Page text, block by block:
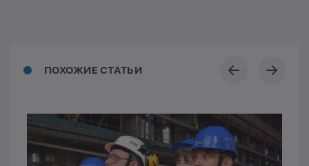
ПОХОЖИЕ СТАТЬИ